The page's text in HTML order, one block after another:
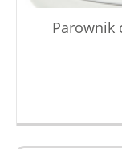
Parownik